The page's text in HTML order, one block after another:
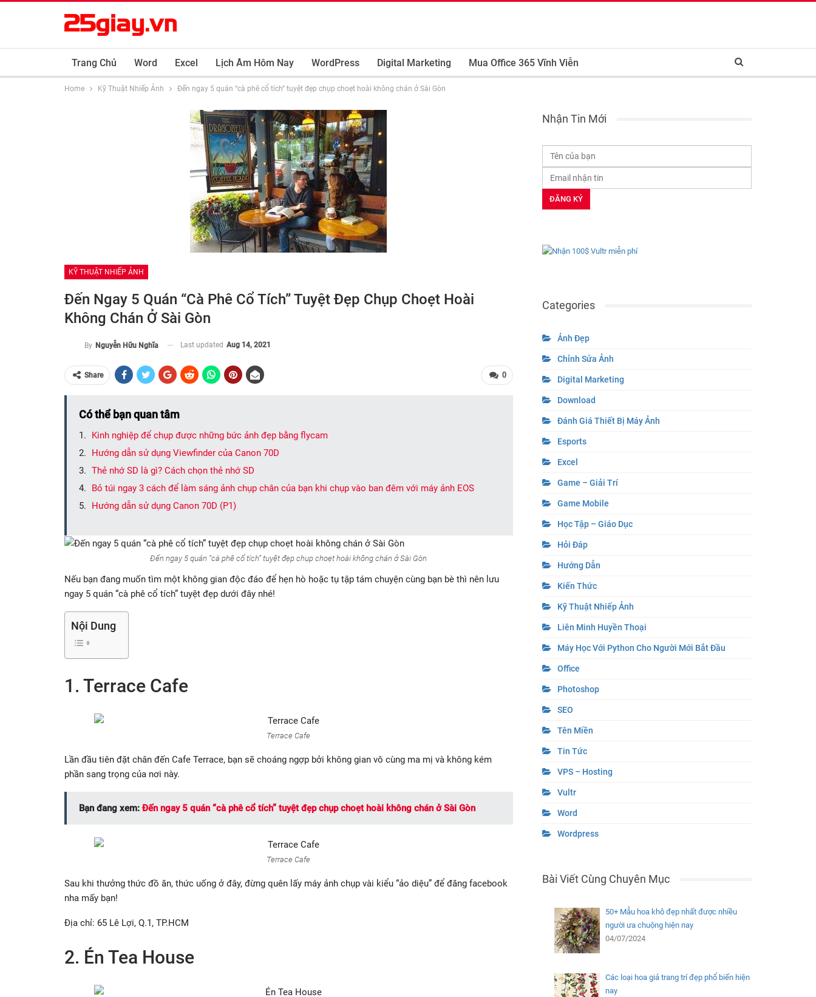
Trang Chủ Word Excel Lịch Âm Hôm Nay WordPress Digital Marketing Mua Office 365 Vĩnh Viễn
Home Kỹ Thuật Nhiếp Ảnh Đến ngay 5 quán “cà phê cổ tích” tuyệt đẹp chụp choẹt hoài không chán ở Sài Gòn
KỸ THUẬT NHIẾP ẢNH
Đến Ngay 5 Quán “cà Phê Cổ Tích” Tuyệt Đẹp Chụp Choẹt Hoài
Không Chán Ở Sài Gòn
By Nguyễn Hữu Nghĩa Last updated Aug 14, 2021
0
Share
Có thể bạn quan tâm
Kinh nghiệp để chụp được những bức ảnh đẹp bằng flycam
Hướng dẫn sử dụng Viewfinder của Canon 70D
Thẻ nhớ SD là gì? Cách chọn thẻ nhớ SD
Bỏ túi ngay 3 cách để làm sáng ảnh chụp chân của bạn khi chụp vào ban đêm với máy ảnh EOS
Hướng dẫn sử dụng Canon 70D (P1)
Đến ngay 5 quán “cà phê cổ tích” tuyệt đẹp chụp choẹt hoài không chán ở Sài Gòn
Nếu bạn đang muốn tìm một không gian độc đáo để hẹn hò hoặc tụ tập tám chuyện cùng bạn bè thì nên lưu
ngay 5 quán “cà phê cổ tích” tuyệt đẹp dưới đây nhé!
Nội Dung
1. Terrace Cafe
Terrace Cafe
Lần đầu tiên đặt chân đến Cafe Terrace, bạn sẽ choáng ngợp bởi không gian vô cùng ma mị và không kém
phần sang trọng của nơi này.
Bạn đang xem: Đến ngay 5 quán “cà phê cổ tích” tuyệt đẹp chụp choẹt hoài không chán ở Sài Gòn
Terrace Cafe
Sau khi thưởng thức đồ ăn, thức uống ở đây, đừng quên lấy máy ảnh chụp vài kiểu “ảo diệu” để đăng facebook
nha mấy bạn!
Địa chỉ: 65 Lê Lợi, Q.1, TP.HCM
2. Én Tea House
Nhận Tin Mới
Categories
Ảnh Đẹp
Chỉnh Sửa Ảnh
Digital Marketing
Download
Đánh Giá Thiết Bị Máy Ảnh
Esports
Excel
Game – Giải Trí
Game Mobile
Học Tập – Giáo Dục
Hỏi Đáp
Hướng Dẫn
Kiến Thức
Kỹ Thuật Nhiếp Ảnh
Liên Minh Huyền Thoại
Máy Học Với Python Cho Người Mới Bắt Đầu
Office
Photoshop
SEO
Tên Miền
Tin Tức
VPS – Hosting
Vultr
Word
Wordpress
Bài Viết Cùng Chuyên Mục
50+ Mẫu hoa khô đẹp nhất được nhiều
người ưa chuộng hiện nay
04/07/2024
Các loại hoa giả trang trí đẹp phổ biến hiện
nay